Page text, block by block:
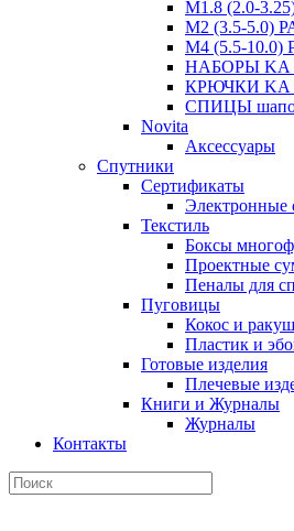
М1.8 (2.0-
М2 (3.5-5.0)
М4 (5.5-10.0)
НАБОРЫ KA
КРЮЧКИ KA
СПИЦЫ
Novita
Аксессуары
Спутники
Сертификаты
Электронные
Текстиль
Боксы
Проектные
Пеналы для
Пуговицы
Кокос и
Пластик и
Готовые изделия
Плечевые
Книги и Журналы
Журналы
Контакты